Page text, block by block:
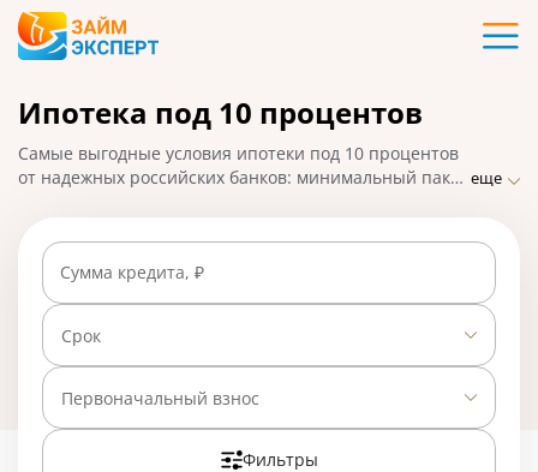
Карты
Кредиты
Ипотека
Займы
Вклады
Бизнес
Ипотека под 10 процентов
Самые выгодные условия ипотеки под 10 процентов
от надежных российских банков: минимальный пакет
оформите онлайн-заявку и получите решение в
течение суток.
еще
Сумма кредита, ₽
Срок
Первоначальный взнос
Фильтры